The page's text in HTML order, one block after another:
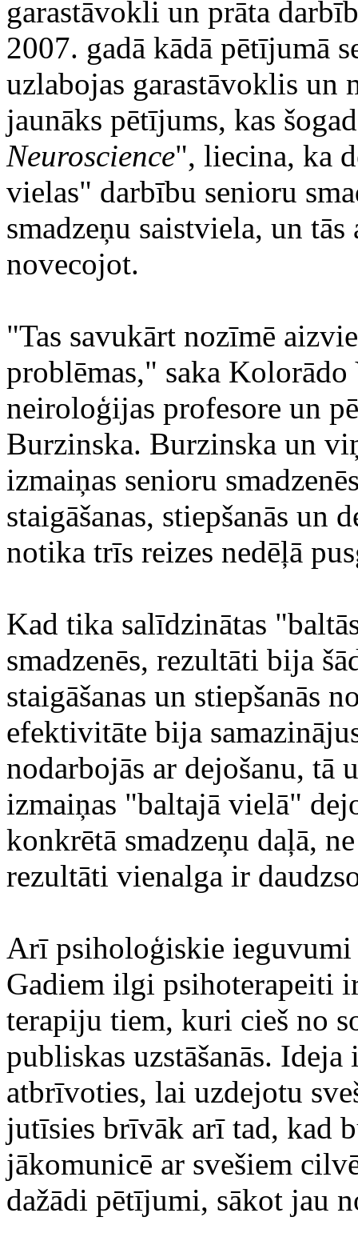
garastāvokli un prāta
2007. gadā kādā pētījumā
uzlabojas garastāvoklis un
jaunāks pētījums, kas
Neuroscience", liecina, ka
vielas" darbību senioru
smadzeņu saistviela, un
novecojot.
"Tas savukārt nozīmē
problēmas," saka Kolorādo
neiroloģijas profesore un
Burzinska. Burzinska un
izmaiņas senioru
staigāšanas, stiepšanās un
notika trīs reizes nedēļā
Kad tika salīdzinātas
smadzenēs, rezultāti bija
staigāšanas un stiepšanās
efektivitāte bija
nodarbojās ar dejošanu, tā
izmaiņas "baltajā vielā"
konkrētā smadzeņu daļā,
rezultāti vienalga ir
Arī psiholoģiskie ieguvumi
Gadiem ilgi psihoterapeiti
terapiju tiem, kuri cieš no
publiskas uzstāšanās.
atbrīvoties, lai uzdejotu
jutīsies brīvāk arī tad, kad
jākomunicē ar svešiem
dažādi pētījumi, sākot jau